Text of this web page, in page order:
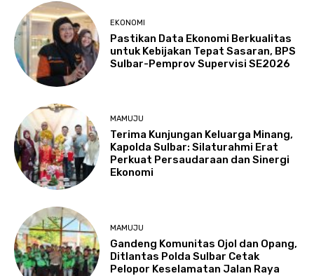
EKONOMI
Pastikan Data Ekonomi Berkualitas
untuk Kebijakan Tepat Sasaran, BPS
Sulbar-Pemprov Supervisi SE2026
MAMUJU
Terima Kunjungan Keluarga Minang,
Kapolda Sulbar: Silaturahmi Erat
Perkuat Persaudaraan dan Sinergi
Ekonomi
MAMUJU
Gandeng Komunitas Ojol dan Opang,
Ditlantas Polda Sulbar Cetak
Pelopor Keselamatan Jalan Raya